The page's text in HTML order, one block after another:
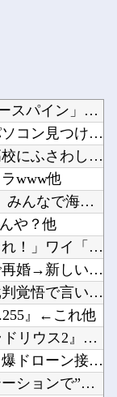
【Horizon】MODEROID「スロータースパイン」プラ...
ハードオフで3000円のこのノートパソコン見つけたんだけどど...
【にじ甲2026】新台附属フリーズ高校にふさわしい激アツ寄せ...
www他
PlayStation®のキャラクターたちは、みんなで海に行...
や？他
トッモ「バイク買ったわ！見てやこれ！」ワイ「これスクーターじ...
ミッチーこと及川光博さん、56歳で再婚→新しい命まで授かるｗ...
【炎上】38歳の現役格闘家さん「批判覚悟で言います。19歳の...
』←これ他
ダークゴシックな2D弾幕STG『カラドリウス2』発売決定！他
ドイツ空港のウクライナ輸送機に自爆ドローン接近、見つけた空港...
西川貴教アニキ、ミュージックステーションで”魅惑のマーメイド...